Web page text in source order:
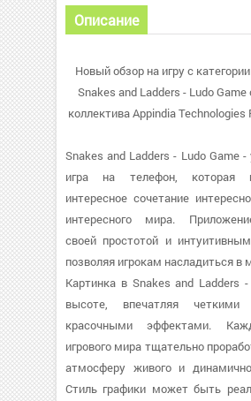
Описание
Новый обзор на игру с
Snakes and Ladders - Ludo Game
коллектива Appindia
Snakes and Ladders - Ludo Game -
игра на телефон, которая
интересное сочетание
интересного мира.
своей простотой и
позволяя игрокам насладиться в
Картинка в Snakes and Ladders
высоте, впечатляя
красочными эффектами.
игрового мира тщательно
атмосферу живого и
Стиль графики может быть